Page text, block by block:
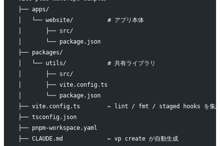
├── apps/
│   └── website/          # アプリ本体
│       ├── src/
│       └── package.json
├── packages/
│   └── utils/            # 共有ライブラリ
│       ├── src/
│       ├── vite.config.ts
│       └── package.json
├── vite.config.ts        ← lint / fmt / staged hooks を集
├── tsconfig.json
├── pnpm-workspace.yaml
├── CLAUDE.md             ← vp create が自動生成